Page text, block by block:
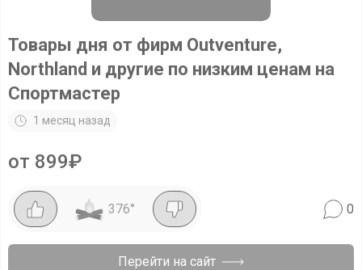
Товары дня от фирм Outventure,
Northland и другие по низким ценам на
Спортмастер
1 месяц назад
от 899₽
376° 0
Перейти на сайт